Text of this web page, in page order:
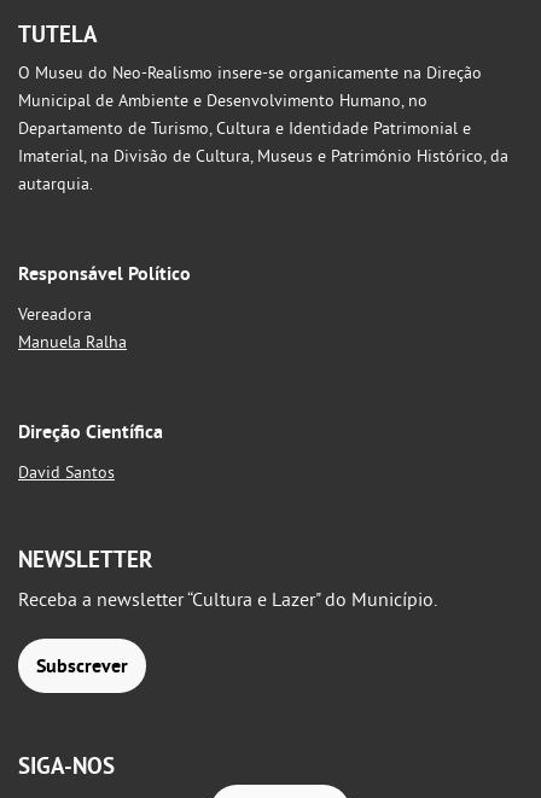
TUTELA
O Museu do Neo-Realismo insere-se organicamente na Direção
Municipal de Ambiente e Desenvolvimento Humano, no
Departamento de Turismo, Cultura e Identidade Patrimonial e
Imaterial, na Divisão de Cultura, Museus e Património Histórico, da
autarquia.
Responsável Político
Vereadora
Manuela Ralha
Direção Científica
David Santos
NEWSLETTER
Receba a newsletter “Cultura e Lazer" do Município.
Subscrever
SIGA-NOS